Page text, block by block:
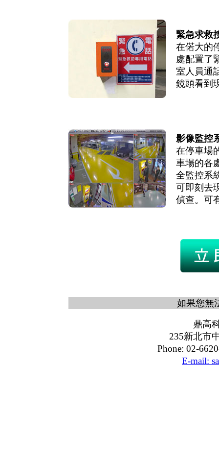
緊急求救
在偌大的
處配置了
室人員通
鏡頭看到
影像監控
在停車場
車場的各
全監控系
可即刻去
偵查。可
如果您無
鼎高
235新北市
Phone: 02-
E-mail: